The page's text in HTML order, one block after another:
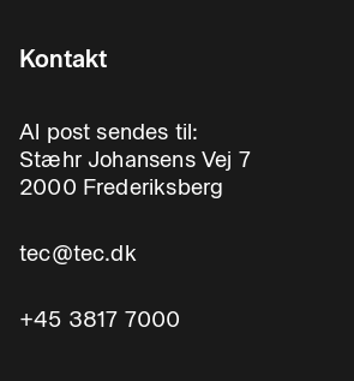
Kontakt
Al post sendes til:
Stæhr Johansens Vej 7
2000 Frederiksberg
tec@tec.dk
+45 3817 7000